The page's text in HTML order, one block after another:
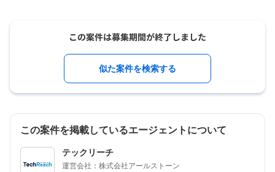
似た案件を検索する
この案件を掲載しているエージェントについて
テックリーチ
運営会社：株式会社アールストーン